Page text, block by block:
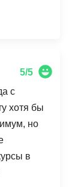
и не
5/5
с
хотя бы
но
в